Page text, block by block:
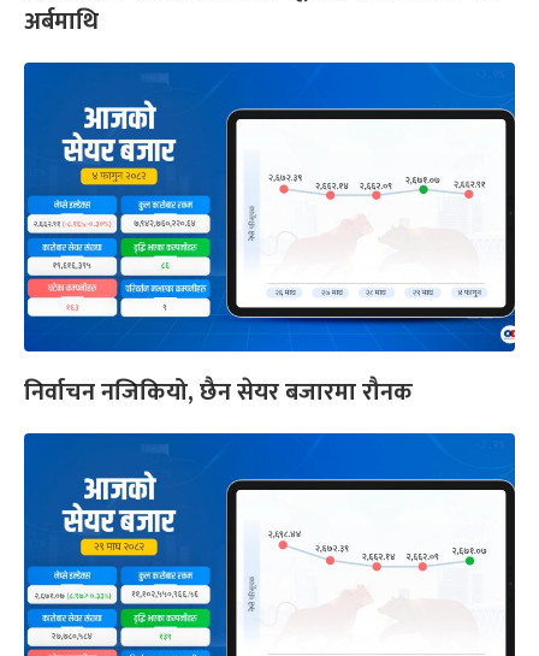
अर्बमाथि
निर्वाचन नजिकियो, छैन सेयर बजारमा रौनक